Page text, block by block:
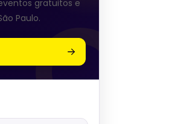
gratuitos e
Paulo.